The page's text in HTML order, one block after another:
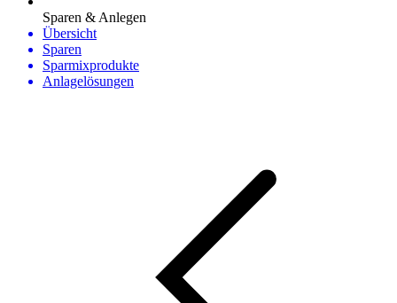
Sparen & Anlegen
Übersicht
Sparen
Sparmixprodukte
Anlagelösungen